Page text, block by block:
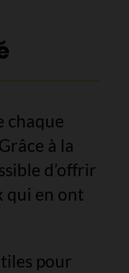
chaque
à la
d’offrir
qui en ont
pour